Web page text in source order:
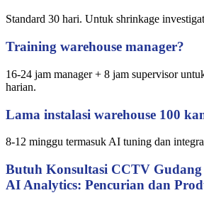
Standard 30 hari. Untuk shrinkage
Training warehouse manager?
16-24 jam manager + 8 jam supervisor
harian.
Lama instalasi warehouse 100
8-12 minggu termasuk AI tuning dan
Butuh Konsultasi CCTV
AI Analytics: Pencurian dan